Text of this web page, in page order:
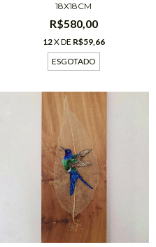
18X18CM
R$580,00
12X DE R$59,66
ESGOTADO